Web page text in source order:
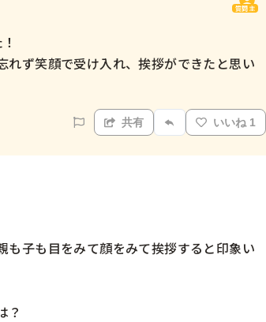
質問主
ず笑顔で受け入れ、挨拶ができたと思い
共有 いいね 1
子も目をみて顔をみて挨拶すると印象い
？